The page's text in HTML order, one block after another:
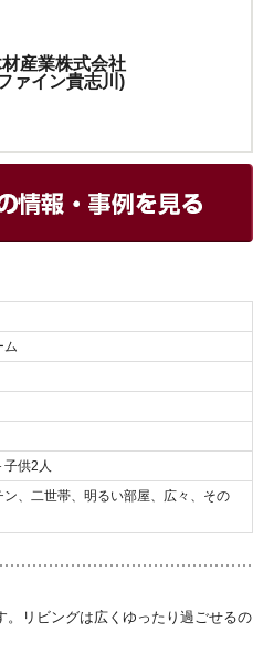
産業株式会社
ァイン貴志川)
ム
供2人
ン、二世帯、明るい部屋、広々、その
リビングは広くゆったり過ごせるの